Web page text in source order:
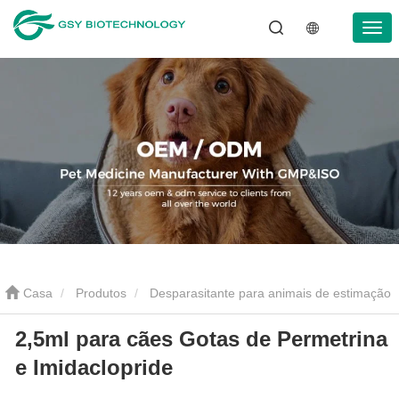
Casa Produtos Desparasitante para animais de estimação
Gotas de desparasitação para animais de estimação 2,5ml
para cães Gotas de Permetrina e Imidaclopride
2,5ml para cães Gotas de Permetrina
e Imidaclopride